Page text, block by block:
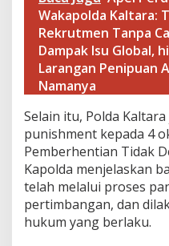
u
n
i
s
h
e
n
t
P
e
r
s
n
e
Wakapolda Kaltara:
Rekrutmen Tanpa
Dampak Isu Global,
Larangan Penipuan
Namanya
Selain itu, Polda
punishment kepada 4
Pemberhentian Tidak
Kapolda menjelaskan
telah melalui proses
pertimbangan, dan
hukum yang berlaku.